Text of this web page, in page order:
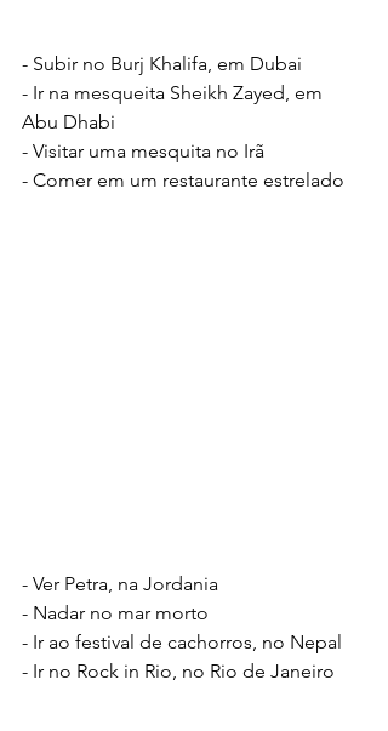
- Subir no Burj Khalifa, em Dubai
- Ir na mesqueita Sheikh Zayed, em
Abu Dhabi
- Visitar uma mesquita no Irã
- Comer em um restaurante estrelado
- Ver Petra, na Jordania
- Nadar no mar morto
- Ir ao festival de cachorros, no Nepal
- Ir no Rock in Rio, no Rio de Janeiro